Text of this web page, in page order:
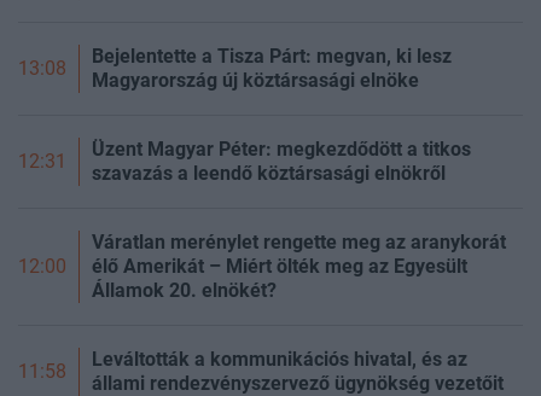
13:08
Bejelentette a Tisza Párt: megvan, ki lesz
Magyarország új köztársasági elnöke
12:31
Üzent Magyar Péter: megkezdődött a titkos
szavazás a leendő köztársasági elnökről
12:00
Váratlan merénylet rengette meg az aranykorát
élő Amerikát – Miért ölték meg az Egyesült
Államok 20. elnökét?
11:58
Leváltották a kommunikációs hivatal, és az
állami rendezvényszervező ügynökség vezetőit